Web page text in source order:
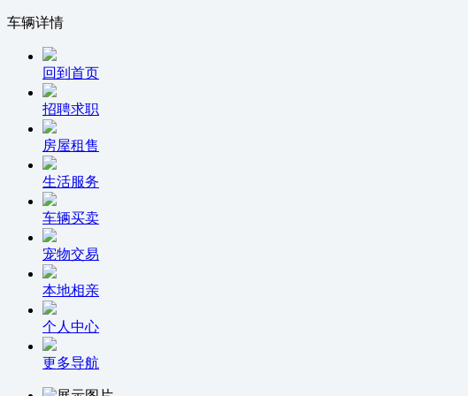
车辆详情
回到首页
招聘求职
房屋租售
生活服务
车辆买卖
宠物交易
本地相亲
个人中心
更多导航